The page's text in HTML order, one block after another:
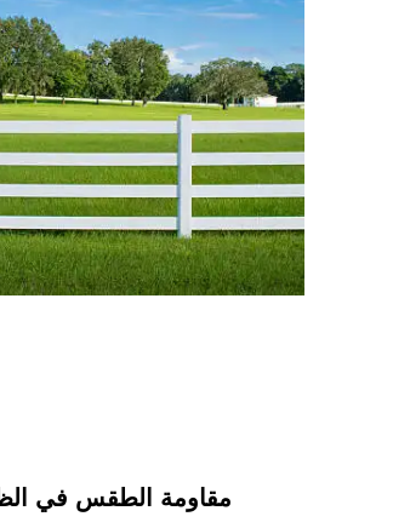
مقاومة الطقس في